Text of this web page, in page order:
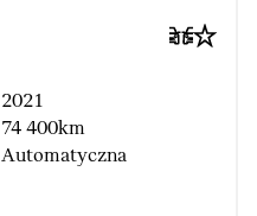
2021
74 400km
Automatyczna